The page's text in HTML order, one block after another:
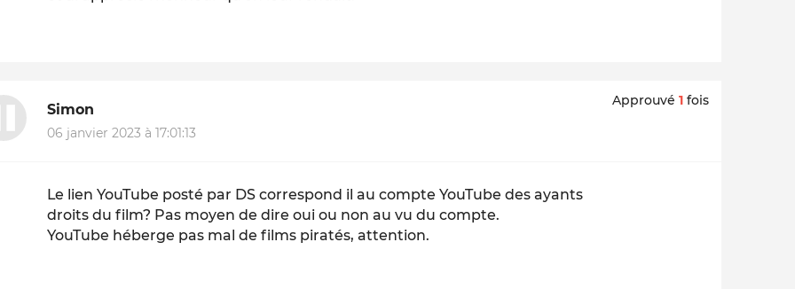
Simon
06 janvier 2023 à 17:01:13
Approuvé 1 fois
Le lien YouTube posté par DS correspond il au compte YouTube des ayants
droits du film? Pas moyen de dire oui ou non au vu du compte.
YouTube héberge pas mal de films piratés, attention.